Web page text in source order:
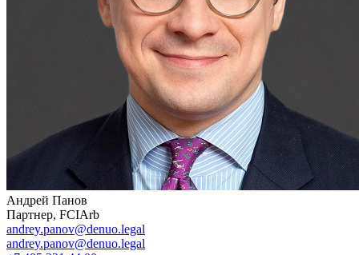
Андрей Панов
Партнер, FCIArb
andrey.panov@denuo.legal
andrey.panov@denuo.legal